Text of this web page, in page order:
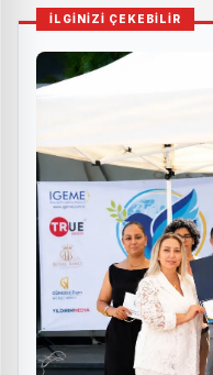
İLGİNİZİ ÇEKEBİLİR